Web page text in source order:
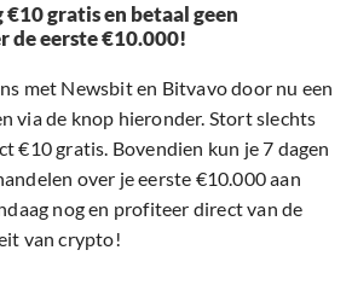
€10 gratis en betaal geen
de eerste €10.000!
met Newsbit en Bitvavo door nu een
via de knop hieronder. Stort slechts
€10 gratis. Bovendien kun je 7 dagen
over je eerste €10.000 aan
nog en profiteer direct van de
van crypto!